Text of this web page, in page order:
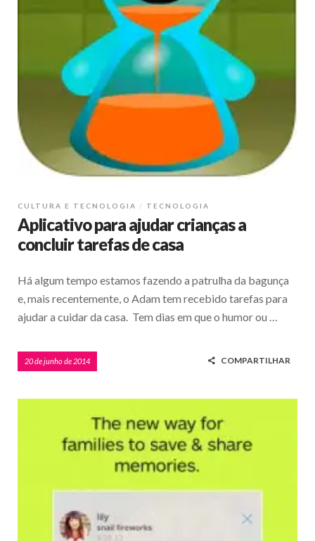
CULTURA E TECNOLOGIA TECNOLOGIA
Aplicativo para ajudar crianças a
concluir tarefas de casa
Há algum tempo estamos fazendo a patrulha da bagunça
e, mais recentemente, o Adam tem recebido tarefas para
ajudar a cuidar da casa. Tem dias em que o humor ou …
20 de junho de 2014 COMPARTILHAR